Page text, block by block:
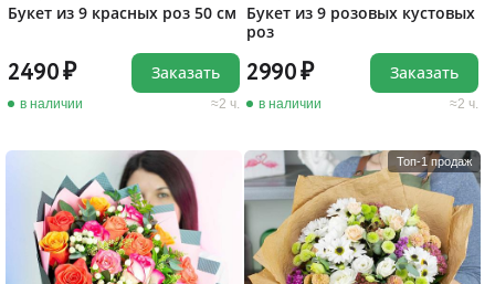
Букет из 9 красных роз 50 см
2490
в наличии 2 ч.
Заказать
Букет из 9 розовых кустовых
роз
2990
в наличии 2 ч.
Заказать
Топ-1 продаж